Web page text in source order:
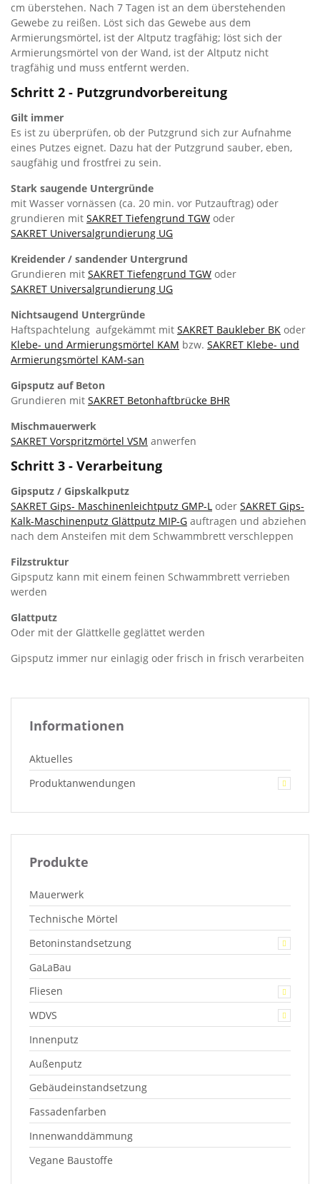
cm überstehen. Nach 7 Tagen ist an dem überstehenden
Gewebe zu reißen. Löst sich das Gewebe aus dem
Armierungsmörtel, ist der Altputz tragfähig; löst sich der
Armierungsmörtel von der Wand, ist der Altputz nicht
tragfähig und muss entfernt werden.
Schritt 2 - Putzgrundvorbereitung
Gilt immer
Es ist zu überprüfen, ob der Putzgrund sich zur Aufnahme
eines Putzes eignet. Dazu hat der Putzgrund sauber, eben,
saugfähig und frostfrei zu sein.
Stark saugende Untergründe
mit Wasser vornässen (ca. 20 min. vor Putzauftrag) oder
grundieren mit SAKRET Tiefengrund TGW oder
SAKRET Universalgrundierung UG
Kreidender / sandender Untergrund
Grundieren mit SAKRET Tiefengrund TGW oder
SAKRET Universalgrundierung UG
Nichtsaugend Untergründe
Haftspachtelung aufgekämmt mit SAKRET Baukleber BK oder
Klebe- und Armierungsmörtel KAM bzw. SAKRET Klebe- und
Armierungsmörtel KAM-san
Gipsputz auf Beton
Grundieren mit SAKRET Betonhaftbrücke BHR
Mischmauerwerk
SAKRET Vorspritzmörtel VSM anwerfen
Schritt 3 - Verarbeitung
Gipsputz / Gipskalkputz
SAKRET Gips- Maschinenleichtputz GMP-L oder SAKRET Gips-
Kalk-Maschinenputz Glättputz MIP-G auftragen und abziehen
nach dem Ansteifen mit dem Schwammbrett verschleppen
Filzstruktur
Gipsputz kann mit einem feinen Schwammbrett verrieben
werden
Glattputz
Oder mit der Glättkelle geglättet werden
Gipsputz immer nur einlagig oder frisch in frisch verarbeiten
Informationen
Aktuelles
Produktanwendungen
Produkte
Mauerwerk
Technische Mörtel
Betoninstandsetzung
GaLaBau
Fliesen
WDVS
Innenputz
Außenputz
Gebäudeinstandsetzung
Fassadenfarben
Innenwanddämmung
Vegane Baustoffe